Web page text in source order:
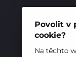
Povolit v
cookie?
Na těchto
E-mail: